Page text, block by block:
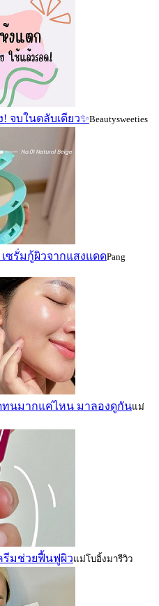
จบในตลับเดียว✨Beautysweeties
เซรั่มกู้ผิวจากแสงแดดPang
ทนมากแค่ไหน มาลองดูกันแม่
ครีมช่วยฟื้นฟูผิวแม่โบอิ้งมารีวิว